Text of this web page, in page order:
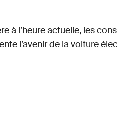
à l’heure actuelle, les
l’avenir de la voiture